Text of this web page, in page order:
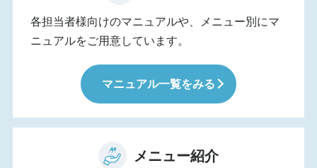
各担当者様向けのマニュアルや、メニュー別にマ
ニュアルをご用意しています。
マニュアル一覧をみる
メニュー紹介